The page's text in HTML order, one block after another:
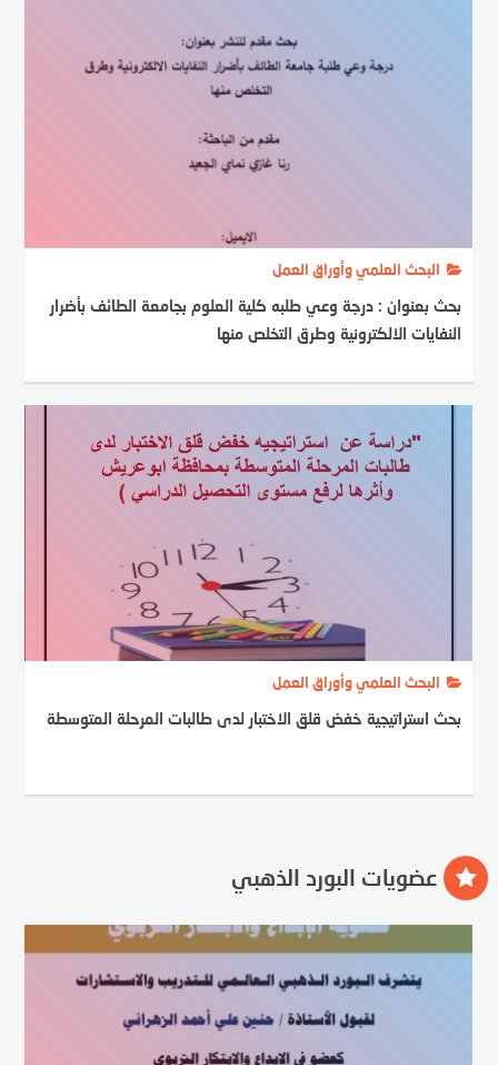
البحث العلمي وأوراق العمل
بحث بعنوان : درجة وعي طلبه كلية العلوم بجامعة الطائف بأضرار
النفايات الالكترونية وطرق التخلص منها
البحث العلمي وأوراق العمل
بحث استراتيجية خفض قلق الاختبار لدى طالبات المرحلة المتوسطة
عضويات البورد الذهبي